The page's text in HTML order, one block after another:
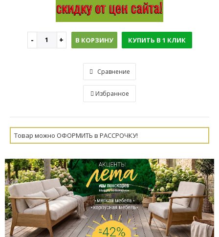
В КОРЗИНУ КУПИТЬ В 1 КЛИК
Сравнение
Избранное
Товар можно ОФОРМИТЬ в РАССРОЧКУ!